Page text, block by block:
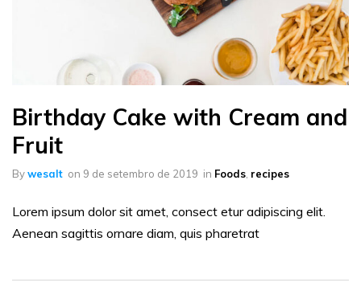
Birthday Cake with Cream and
Fruit
Bywesalt on 9 de setembro de 2019 in Foods, recipes
Lorem ipsum dolor sit amet, consect etur adipiscing elit.
Aenean sagittis ornare diam, quis pharetrat